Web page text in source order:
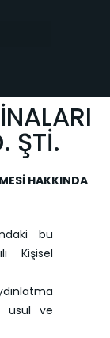
ŞTİ.
HAKKINDA
bu
Kişisel
usul ve